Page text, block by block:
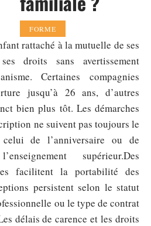
FORME
rattaché à la mutuelle de ses
droits sans avertissement
Certaines compagnies
jusqu’à 26 ans, d’autres
bien plus tôt. Les démarches
ne suivent pas toujours le
de l’anniversaire ou de
supérieur.Des
facilitent la portabilité des
persistent selon le statut
ou le type de contrat
délais de carence et les droits